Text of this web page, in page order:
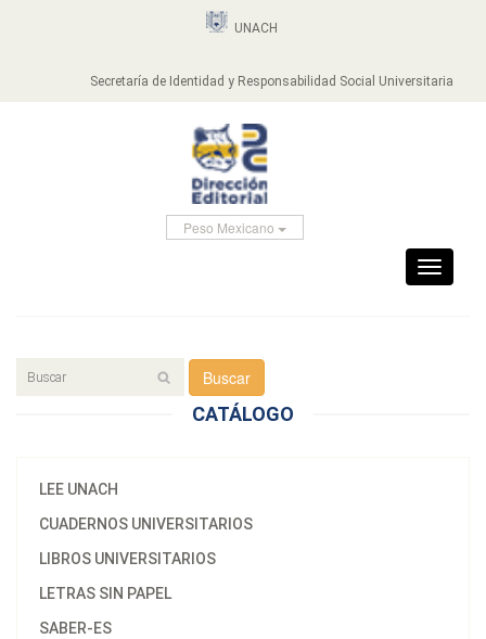
UNACH
Secretaría de Identidad y Responsabilidad Social Universitaria
Peso Mexicano
Toggle
Buscar
CATÁLOGO
LEE UNACH
CUADERNOS UNIVERSITARIOS
LIBROS UNIVERSITARIOS
LETRAS SIN PAPEL
SABER-ES